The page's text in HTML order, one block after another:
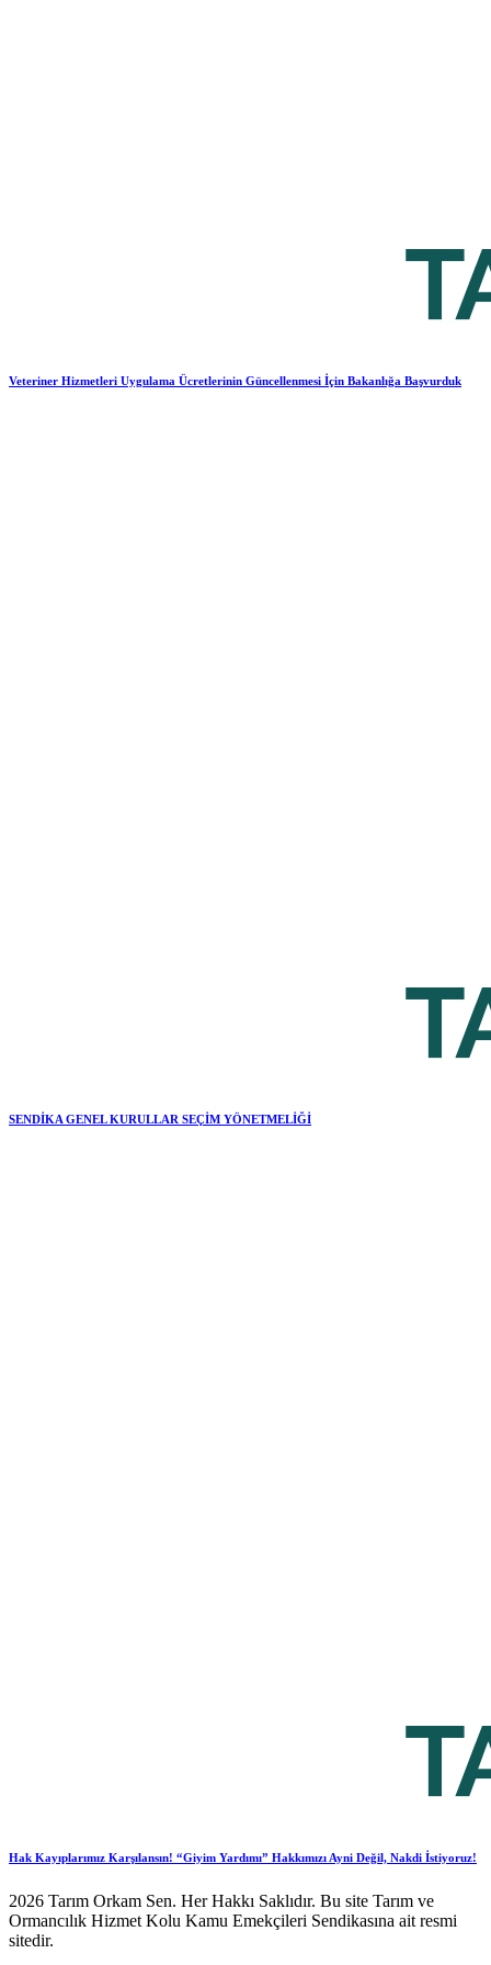
Veteriner Hizmetleri Uygulama Ücretlerinin Güncellenmesi İçin Bakanlığa Başvurduk
SENDİKA GENEL KURULLAR SEÇİM YÖNETMELİĞİ
Hak Kayıplarımız Karşılansın! “Giyim Yardımı” Hakkımızı Ayni Değil, Nakdi İstiyoruz!
2026 Tarım Orkam Sen. Her Hakkı Saklıdır. Bu site Tarım ve
Ormancılık Hizmet Kolu Kamu Emekçileri Sendikasına ait resmi
sitedir.